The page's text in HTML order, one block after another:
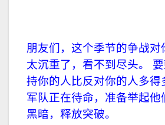
朋友们，这个季节的争战对
太沉重了，看不到尽头。
持你的人比反对你的人多得
军队正在待命，准备举起他
黑暗，释放突破。